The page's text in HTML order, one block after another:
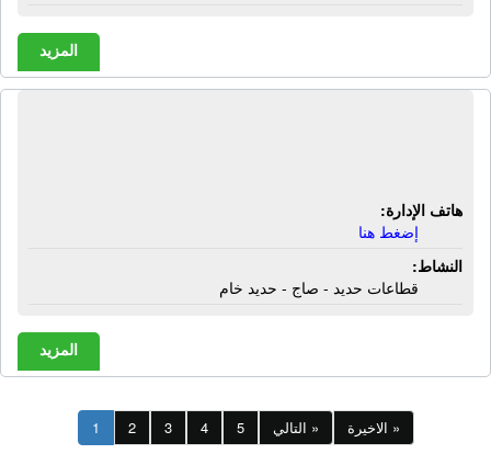
المزيد
هاتف الإدارة:
إضغط هنا
النشاط:
قطاعات حديد - صاج - حديد خام
المزيد
1 2 3 4 5 التالي » الاخيرة »